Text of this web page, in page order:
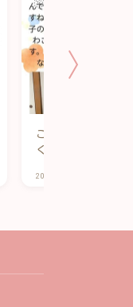
ご報告 育児サー
くくらぶ』
2026.04.16